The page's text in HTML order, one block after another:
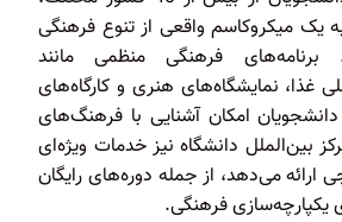
به یک میکروکاسم واقعی از تنوع فرهنگی
فرهنگی منظمی مانند
غذا، نمایشگاه‌های هنری و کارگاه‌های
امکان آشنایی با فرهنگ‌های
بین‌الملل دانشگاه نیز خدمات ویژه‌ای
ارائه می‌دهد، از جمله دوره‌های رایگان
یکپارچه‌سازی فرهنگی.